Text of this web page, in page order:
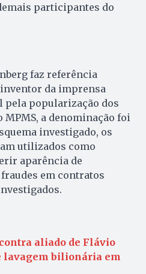
participantes do
faz referência
inventor da imprensa
pela popularização dos
a denominação foi
investigado, os
utilizados como
aparência de
em contratos
aliado de Flávio
lavagem bilionária em